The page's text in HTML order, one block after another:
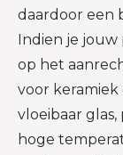
daardoor een
Indien je
op het
voor keramiek
vloeibaar
hoge